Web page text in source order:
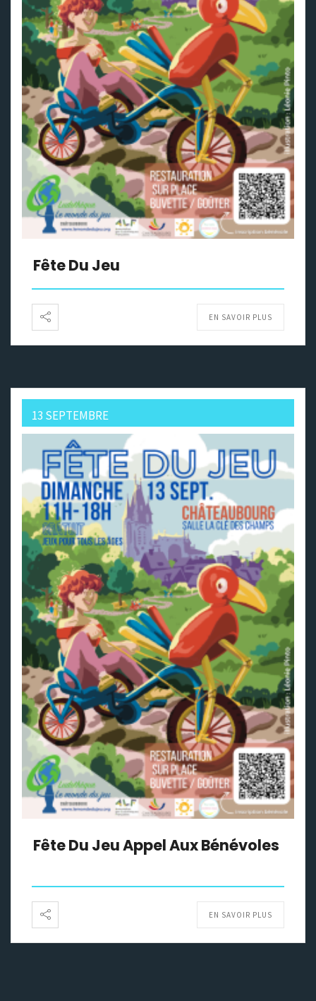
Fête Du Jeu
EN SAVOIR PLUS
13 SEPTEMBRE
Fête Du Jeu Appel Aux Bénévoles
EN SAVOIR PLUS